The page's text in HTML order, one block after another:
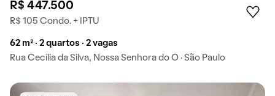
R$ 447.500
R$ 105 Condo. + IPTU
62 m² · 2 quartos · 2 vagas
Rua Cecília da Silva, Nossa Senhora do O · São Paulo